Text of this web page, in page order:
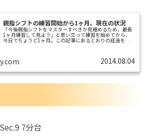
親指シフトの練習開始から1ヶ月。現在の状況
「今後親指シフトをマスターすべきか見極めるため，最長
1ヶ月練習して見よう」と思い立って練習を始めてから，
今日でちょうど1ヶ月。この記事にあるとおりの経過を経
「親指シフト練習」を使うことにしました。「親指シフト
編2」「中級編」「上級編」の5段階に分かれています。ま
2014.08.04
7分台